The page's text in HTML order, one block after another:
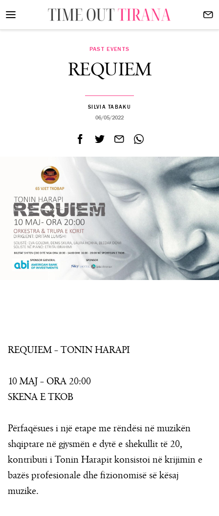
PAST EVENTS
REQUIEM
SILVIA TABAKU
06/05/2022
REQUIEM – TONIN HARAPI
10 MAJ – ORA 20:00
SKENA E TKOB
Përfaqësues i një etape me rëndësi në muzikën
shqiptare në gjysmën e dytë e shekullit të 20,
kontributi i Tonin Harapit konsistoi në krijimin e
bazës profesionale dhe fizionomisë së kësaj
muzike.